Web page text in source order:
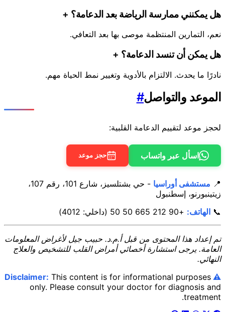
هل يمكنني ممارسة الرياضة بعد الدعامة؟ +
نعم، التمارين المنتظمة موصى بها بعد التعافي.
هل يمكن أن تنسد الدعامة؟ +
نادرًا ما يحدث. الالتزام بالأدوية وتغيير نمط الحياة مهم.
الموعد والتواصل#
لحجز موعد لتقييم الدعامة القلبية:
اسأل عبر واتساب حجز موعد
📍 مستشفى أوراسيا
- حي بشتلسيز، شارع 101، رقم 107،
زيتينبورنو، إسطنبول
📞 الهاتف: +90 212 665 50 50 (داخلي: 4012)
تم إعداد هذا المحتوى من قبل أ.م.د. حبيب جيل لأغراض المعلومات
العامة. يرجى استشارة أخصائي أمراض القلب للتشخيص والعلاج
النهائي.
⚠️ Disclaimer:
This content is for informational purposes
only. Please consult your doctor for diagnosis and
treatment.